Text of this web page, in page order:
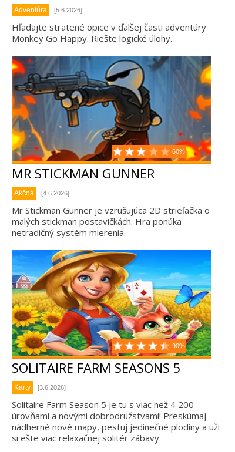
Adventúra [5.6.2026]
Hľadajte stratené opice v ďalšej časti adventúry
Monkey Go Happy. Riešte logické úlohy.
60%
MR STICKMAN GUNNER
Akčná [4.6.2026]
Mr Stickman Gunner je vzrušujúca 2D strieľačka o
malých stickman postavičkách. Hra ponúka
netradičný systém mierenia.
90%
SOLITAIRE FARM SEASONS 5
Karty [3.6.2026]
Solitaire Farm Season 5 je tu s viac než 4 200
úrovňami a novými dobrodružstvami! Preskúmaj
nádherné nové mapy, pestuj jedinečné plodiny a uži
si ešte viac relaxačnej solitér zábavy.